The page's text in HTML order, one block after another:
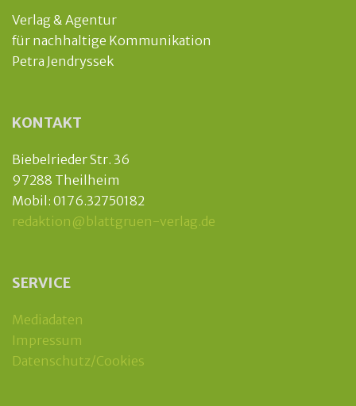
Verlag & Agentur
für nachhaltige Kommunikation
Petra Jendryssek
KONTAKT
Biebelrieder Str. 36
97288 Theilheim
Mobil: 0176.32750182
redaktion@blattgruen-verlag.de
SERVICE
Mediadaten
Impressum
Datenschutz/Cookies